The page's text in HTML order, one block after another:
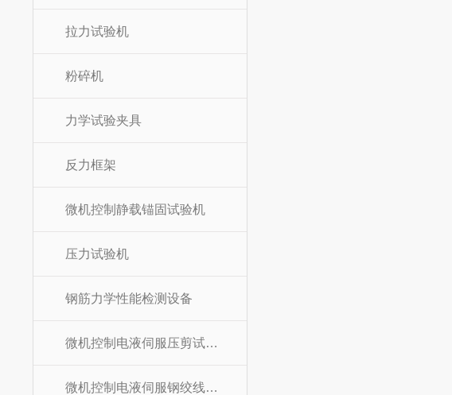
拉力试验机
粉碎机
力学试验夹具
反力框架
微机控制静载锚固试验机
压力试验机
钢筋力学性能检测设备
微机控制电液伺服压剪试验机
微机控制电液伺服钢绞线拉力试验机